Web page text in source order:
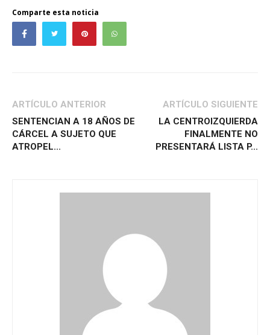
Comparte esta noticia
ARTÍCULO ANTERIOR
SENTENCIAN A 18 AÑOS DE
CÁRCEL A SUJETO QUE
ATROPEL...
ARTÍCULO SIGUIENTE
LA CENTROIZQUIERDA
FINALMENTE NO
PRESENTARÁ LISTA P...